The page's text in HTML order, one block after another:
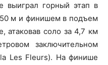
выиграл горный этап в
м и финишем в подъем
атаковав соло за 4,7 км
заключительном
Les Fleurs). На финише